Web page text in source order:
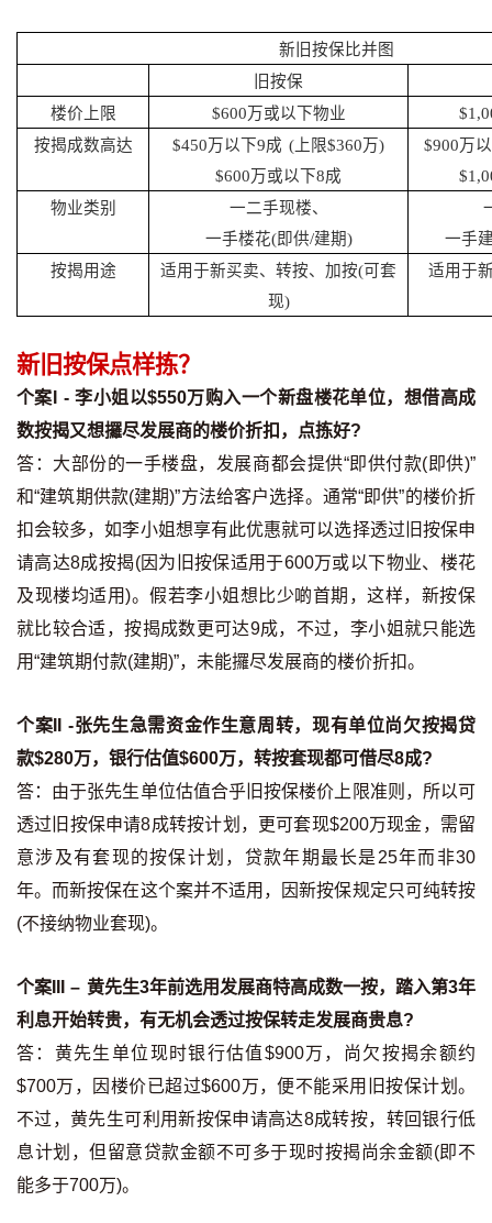
公司动态
按市新闻
统计数据库
按揭快趣智识
按揭智库
楼按专栏
按揭百科
实时银行资讯
装修·保险优惠
免费装修转介服务
装修设计专栏
火险、家居、宠物保险
联络我们
联络方式
网上申请按揭转介
条款及细则
繁
本网页所提供资料仅作参考用途。
若因错漏而引致任何不便或损失，中原按揭概不负责。
本网站采用无障碍网页设计，如有任何问题，可查询：
2889 2886 / cmb@mail.centanet.com
中原地产 | 网上搵楼
新旧按保比并图
旧按保
楼价 上限 $600 万或以下物业
按揭成数高达 $450 万以下9成 (上限$360 万)
$600 万或以下8成
$900 万
物业类别
一二手现楼、
一手楼花(即供/建期)
一手
按揭用途
适用于新买卖、转按、加按(可套
现)
适用于
新旧按保点样拣？
个案I - 李小姐以$550万购入一个新盘楼花单位，想借高成
数按揭又想攞尽发展商的楼价折扣，点拣好?
答：大部份的一手楼盘，发展商都会提供“即供付款(即供)”
和“建筑期供款(建期)”方法给客户选择。通常“即供”的楼价折
扣会较多，如李小姐想享有此优惠就可以选择透过旧按保申
请高达8成按揭(因为旧按保适用于600万或以下物业、楼花
及现楼均适用)。假若李小姐想比少啲首期，这样，新按保
就比较合适，按揭成数更可达9成，不过，李小姐就只能选
用“建筑期付款(建期)”，未能攞尽发展商的楼价折扣。
个案II -张先生急需资金作生意周转，现有单位尚欠按揭贷
款$280万，银行估值$600万，转按套现都可借尽8成?
答：由于张先生单位估值合乎旧按保楼价上限准则，所以可
透过旧按保申请8成转按计划，更可套现$200万现金，需留
意涉及有套现的按保计划，贷款年期最长是25年而非30
年。而新按保在这个案并不适用，因新按保规定只可纯转按
(不接纳物业套现)。
个案III – 黄先生3年前选用发展商特高成数一按，踏入第3年
利息开始转贵，有无机会透过按保转走发展商贵息?
答：黄先生单位现时银行估值$900万，尚欠按揭余额约
$700万，因楼价已超过$600万，便不能采用旧按保计划。
不过，黄先生可利用新按保申请高达8成转按，转回银行低
息计划，但留意贷款金额不可多于现时按揭尚余金额(即不
能多于700万)。